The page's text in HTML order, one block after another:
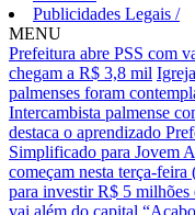
Publicidades Legais /
MENU
Prefeitura abre PSS com
chegam a R$ 3,8 mil
palmenses foram
Intercambista palmense
destaca o aprendizado
Simplificado para Jovem
começam nesta terça-feira
para investir R$ 5 milhões
vai além do capital